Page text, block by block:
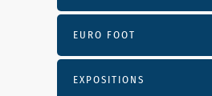
EURO FOOT
EXPOSITIONS